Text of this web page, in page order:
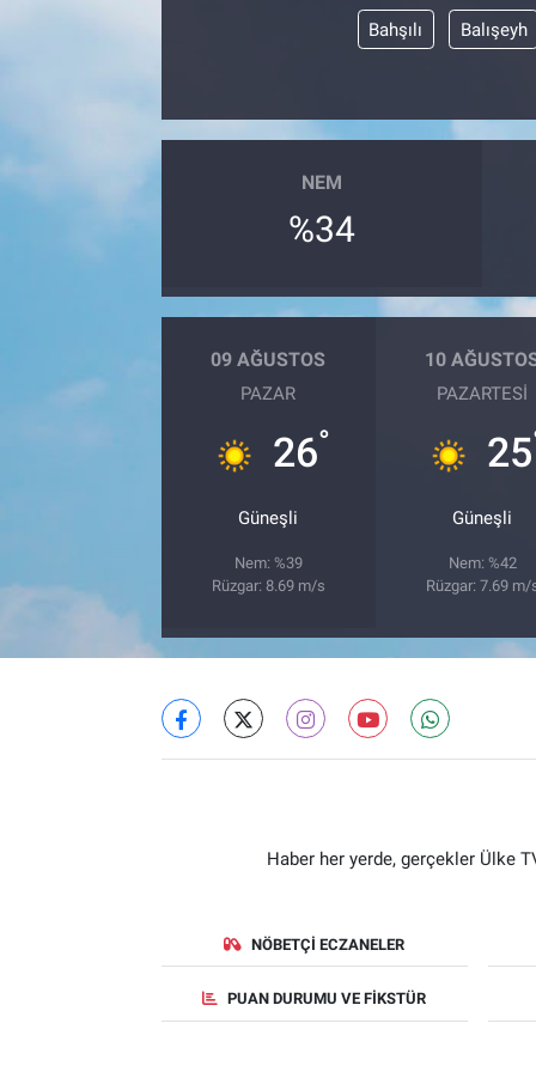
Bahşılı Balışeyh
NEM
%34
09 AĞUSTOS
PAZAR
26°
Güneşli
Nem: %39
Rüzgar: 8.69 m/s
10
PAZARTESI
25
Güneşli
Nem: %42
Rüzgar: 7.69 m/
Haber her yerde, gerçekler Ülke
NÖBETÇI ECZANELER
PUAN DURUMU VE FIKSTÜR